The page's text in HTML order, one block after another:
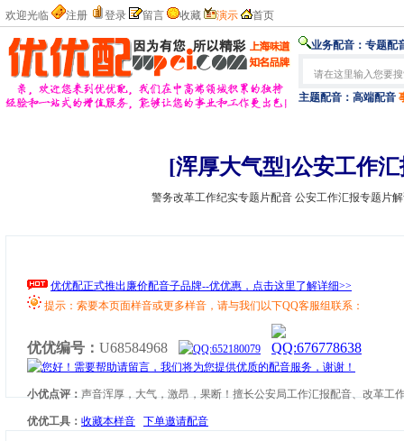
欢迎光临 注册 登录 留言 收藏 演示 首页
业务配音： 专题配
主题配音： 高端配音
[浑厚大气型]公安工作
警务改革工作纪实专题片配音 公安工作汇报专题片
优优配正式推出廉价配音子品牌--优优惠，点击这里了解详细>>
提示：索要本页面样音或更多样音，请与我们以下QQ客服组联系：
优优编号： U68584968
小优点评：声音浑厚，大气，激昂，果断！擅长公安局工作汇报配音、改革工
优优工具： 收藏本样音 下单邀请配音